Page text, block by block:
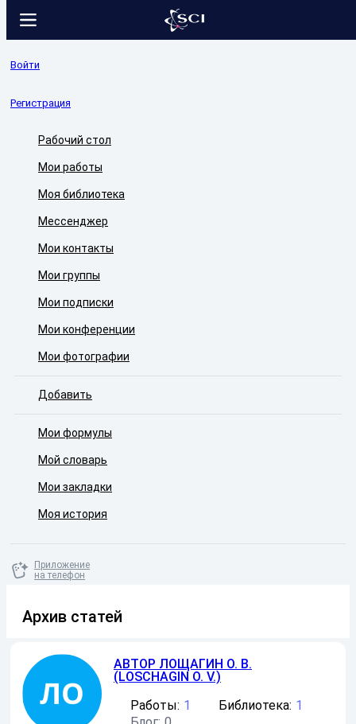
Войти
Регистрация
Рабочий стол
Мои работы
Моя библиотека
Мессенджер
Мои контакты
Мои группы
Мои подписки
Мои конференции
Мои фотографии
Добавить
Мои формулы
Мой словарь
Мои закладки
Моя история
Приложение
на телефон
Архив статей
АВТОР ЛОЩАГИН О. В.
(LOSCHAGIN O. V.)
Работы: 1 Библиотека: 1